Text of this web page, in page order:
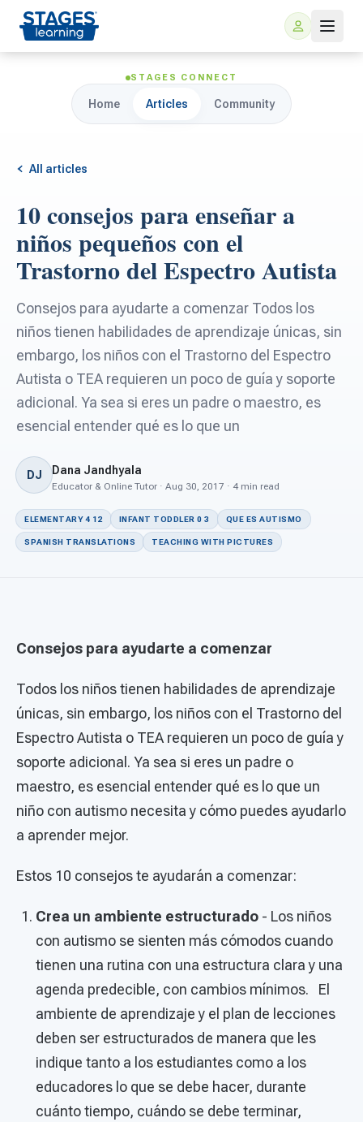
For Families
ARIS Home Learning
Free Resources
For Schools
For Teachers
For PreK & Sped Directors
For Superintendents
STAGES CONNECT
Home Articles Community
All articles
10 consejos para enseñar a
niños pequeños con el
Trastorno del Espectro Autista
Consejos para ayudarte a comenzar Todos los
niños tienen habilidades de aprendizaje únicas, sin
embargo, los niños con el Trastorno del Espectro
Autista o TEA requieren un poco de guía y soporte
adicional. Ya sea si eres un padre o maestro, es
esencial entender qué es lo que un
DJ Dana Jandhyala
Educator & Online Tutor · Aug 30, 2017 · 4 min read
ELEMENTARY 4 12 INFANT TODDLER 0 3 QUE ES AUTISMO
SPANISH TRANSLATIONS TEACHING WITH PICTURES
Consejos para ayudarte a comenzar
Todos los niños tienen habilidades de aprendizaje
únicas, sin embargo, los niños con el Trastorno del
Espectro Autista o TEA requieren un poco de guía y
soporte adicional. Ya sea si eres un padre o
maestro, es esencial entender qué es lo que un
niño con autismo necesita y cómo puedes ayudarlo
a aprender mejor.
Estos 10 consejos te ayudarán a comenzar:
Crea un ambiente estructurado - Los niños
con autismo se sienten más cómodos cuando
tienen una rutina con una estructura clara y una
agenda predecible, con cambios mínimos. El
ambiente de aprendizaje y el plan de lecciones
deben ser estructurados de manera que les
indique tanto a los estudiantes como a los
educadores lo que se debe hacer, durante
cuánto tiempo, cuándo se debe terminar,